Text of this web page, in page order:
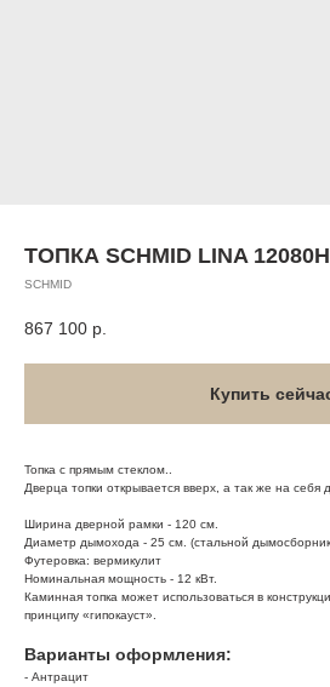
ТОПКА SCHMID LINA 12080H
SCHMID
867 100 р.
Купить
Топка с прямым стеклом..
Дверца топки открывается вверх, а так же на себя
Ширина дверной рамки - 120 см.
Диаметр дымохода - 25 см. (стальной
Футеровка: вермикулит
Номинальная мощность - 12 кВт.
Каминная топка может использоваться в
принципу «гипокауст».
Варианты оформления:
- Антрацит